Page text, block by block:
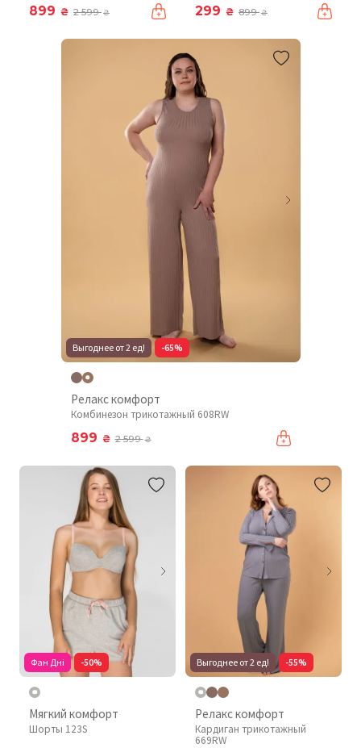
899 ₴ 2 599₴ 299 ₴ 899₴
Выгоднее от 2 ед! -65%
Релакс комфорт
Комбинезон трикотажный 608RW
899 ₴ 2 599₴
Фан Дні -50%
Мягкий комфорт
Шорты 123S
Выгоднее от 2 ед! -55%
Релакс комфорт
Кардиган трикотажный
669RW